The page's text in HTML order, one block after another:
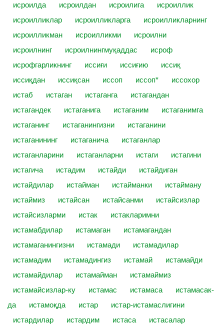
исроилда
исроилдан исроилига
исроиллик
исроилликлар
исроилликларга
исроилликларнинг
исроилликман
исроилликми
исроилни
исроилнинг
исроилнингмуқаддас
исроф
исрофгарликнинг
иссиғи иссиғию
иссиқ
иссиқдан
иссиқсан иссоп иссоп*
иссохор
истаб
истаган истаганга
истагандан
истагандек
истаганига истаганим
истаганимга
истаганинг
истаганингизни
истаганини
истаганининг
истаганича
истаганлар
истаганларини
истаганларни истаги
истагини
истагича
истадим истайди
истайдиган
истайдилар
истайман истайманки
истайману
истаймиз
истайсан истайсанми
истайсизлар
истайсизларми
истак
истакларимни
истамабдилар
истамаган
истамагандан
истамаганингизни
истамади
истамадилар
истамадим
истамадингиз истамай
истамайди
истамайдилар
истамайман
истамаймиз
истамайсизлар-ку
истамас истамаса
истамасак-
да
истамоқда истар
истар-истамаслигини
истардилар
истардим истаса истасалар